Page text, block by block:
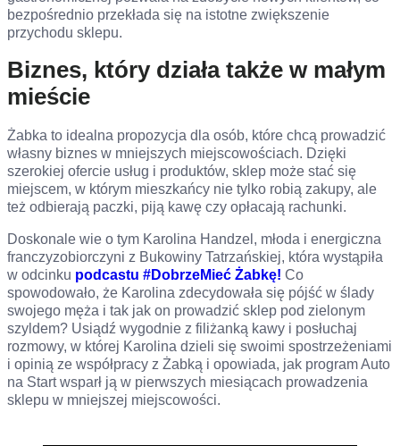
bezpośrednio przekłada się na istotne zwiększenie
przychodu sklepu.
Biznes, który działa także w małym
mieście
Żabka to idealna propozycja dla osób, które chcą prowadzić
własny biznes w mniejszych miejscowościach. Dzięki
szerokiej ofercie usług i produktów, sklep może stać się
miejscem, w którym mieszkańcy nie tylko robią zakupy, ale
też odbierają paczki, piją kawę czy opłacają rachunki.
Doskonale wie o tym Karolina Handzel, młoda i energiczna
franczyzobiorczyni z Bukowiny Tatrzańskiej, która wystąpiła
w odcinku podcastu #DobrzeMieć Żabkę! Co
spowodowało, że Karolina zdecydowała się pójść w ślady
swojego męża i tak jak on prowadzić sklep pod zielonym
szyldem? Usiądź wygodnie z filiżanką kawy i posłuchaj
rozmowy, w której Karolina dzieli się swoimi spostrzeżeniami
i opinią ze współpracy z Żabką i opowiada, jak program Auto
na Start wsparł ją w pierwszych miesiącach prowadzenia
sklepu w mniejszej miejscowości.